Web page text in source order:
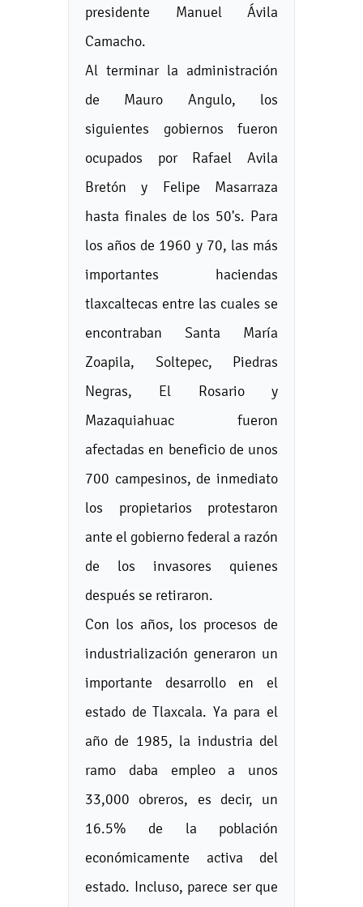
presidente Manuel Ávila
Camacho.
Al terminar la administración
de Mauro Angulo, los
siguientes gobiernos fueron
ocupados por Rafael Avila
Bretón y Felipe Masarraza
hasta finales de los 50's. Para
los años de 1960 y 70, las más
importantes haciendas
tlaxcaltecas entre las cuales se
encontraban Santa María
Zoapila, Soltepec, Piedras
Negras, El Rosario y
Mazaquiahuac fueron
afectadas en beneficio de unos
700 campesinos, de inmediato
los propietarios protestaron
ante el gobierno federal a razón
de los invasores quienes
después se retiraron.
Con los años, los procesos de
industrialización generaron un
importante desarrollo en el
estado de Tlaxcala. Ya para el
año de 1985, la industria del
ramo daba empleo a unos
33,000 obreros, es decir, un
16.5% de la población
económicamente activa del
estado. Incluso, parece ser que